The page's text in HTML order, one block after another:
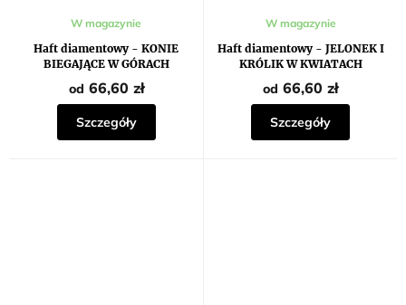
Haft diamentowy - KONIE
BIEGAJĄCE W GÓRACH
W magazynie
od 66,60 zł
Szczegóły
Haft diamentowy - JELONEK I
KRÓLIK W KWIATACH
W magazynie
od 66,60 zł
Szczegóły